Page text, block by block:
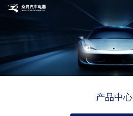
产品中心